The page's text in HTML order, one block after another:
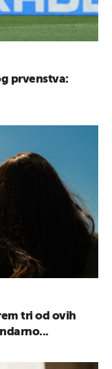
prvenstva:
tri od ovih